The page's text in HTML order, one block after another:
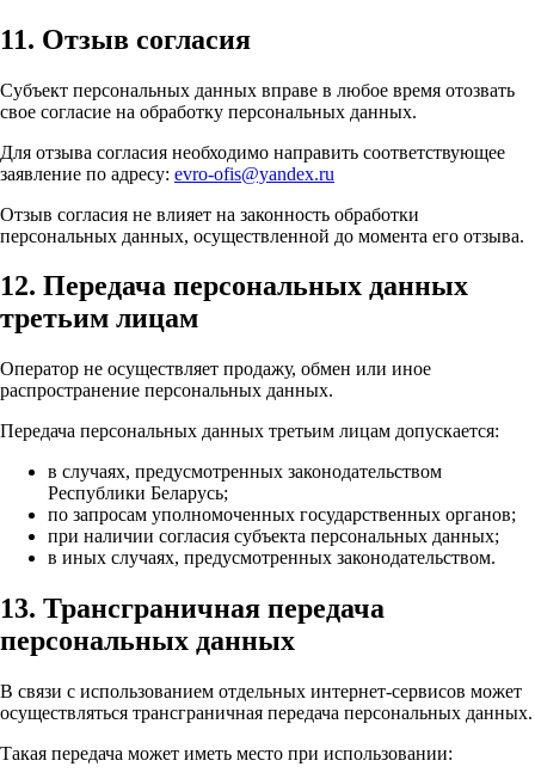
11. Отзыв согласия
Субъект персональных данных вправе в любое время отозвать
свое согласие на обработку персональных данных.
Для отзыва согласия необходимо направить соответствующее
заявление по адресу: evro-ofis@yandex.ru
Отзыв согласия не влияет на законность обработки
персональных данных, осуществленной до момента его отзыва.
12. Передача персональных данных
третьим лицам
Оператор не осуществляет продажу, обмен или иное
распространение персональных данных.
Передача персональных данных третьим лицам допускается:
в случаях, предусмотренных законодательством
Республики Беларусь;
по запросам уполномоченных государственных органов;
при наличии согласия субъекта персональных данных;
в иных случаях, предусмотренных законодательством.
13. Трансграничная передача
персональных данных
В связи с использованием отдельных интернет-сервисов может
осуществляться трансграничная передача персональных данных.
Такая передача может иметь место при использовании: